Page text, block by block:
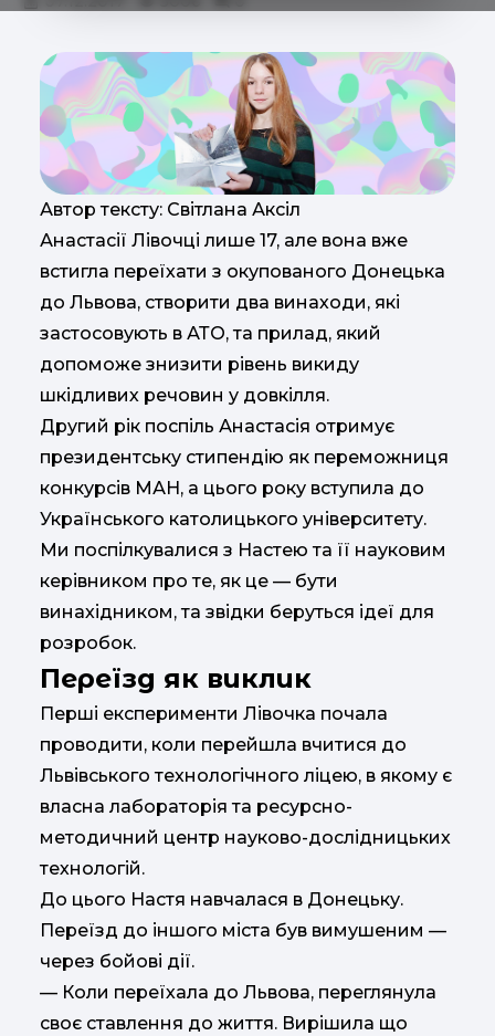
Автор тексту: Світлана Аксіл
Анастасії Лівочці лише 17, але вона вже
встигла переїхати з окупованого Донецька
до Львова, створити два винаходи, які
застосовують в АТО, та прилад, який
допоможе знизити рівень викиду
шкідливих речовин у довкілля.
Другий рік поспіль Анастасія отримує
президентську стипендію як переможниця
конкурсів МАН, а цього року вступила до
Українського католицького університету.
Ми поспілкувалися з Настею та її науковим
керівником про те, як це — бути
винахідником, та звідки беруться ідеї для
розробок.
Переїзд як виклик
Перші експерименти Лівочка почала
проводити, коли перейшла вчитися до
Львівського технологічного ліцею, в якому є
власна лабораторія та ресурсно-
методичний центр науково-дослідницьких
технологій.
До цього Настя навчалася в Донецьку.
Переїзд до іншого міста був вимушеним —
через бойові дії.
— Коли переїхала до Львова, переглянула
своє ставлення до життя. Вирішила що